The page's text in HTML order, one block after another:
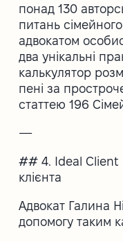
понад 130
питань
адвокатом
два унікальні
калькулятор
пені за
статтею 196
—
## 4. Ideal Client
клієнта
Адвокат Галина
допомогу таким